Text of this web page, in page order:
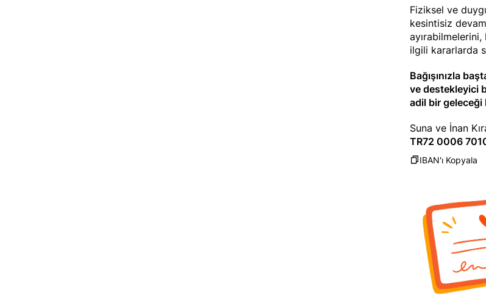
Fiziksel ve
kesintisiz
ayırabilmelerini,
ilgili kararlarda
Bağışınızla
ve destekleyici
adil bir geleceği
Suna ve İnan
TR72 0006
IBAN'ı Kopyala